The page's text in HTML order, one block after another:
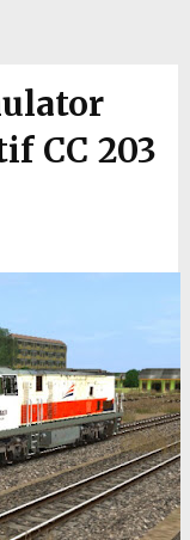
CC 203